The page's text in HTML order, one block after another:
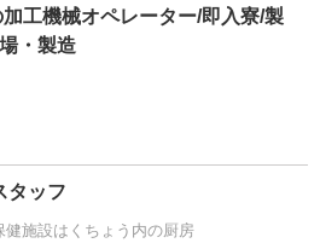
加工機械オペレーター/即入寮/製
・製造
タッフ
施設はくちょう内の厨房